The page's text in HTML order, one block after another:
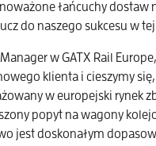
łańcuchy dostaw
do naszego sukcesu w
w GATX Rail
klienta i cieszymy
w europejski rynek
popyt na wagony
jest doskonałym